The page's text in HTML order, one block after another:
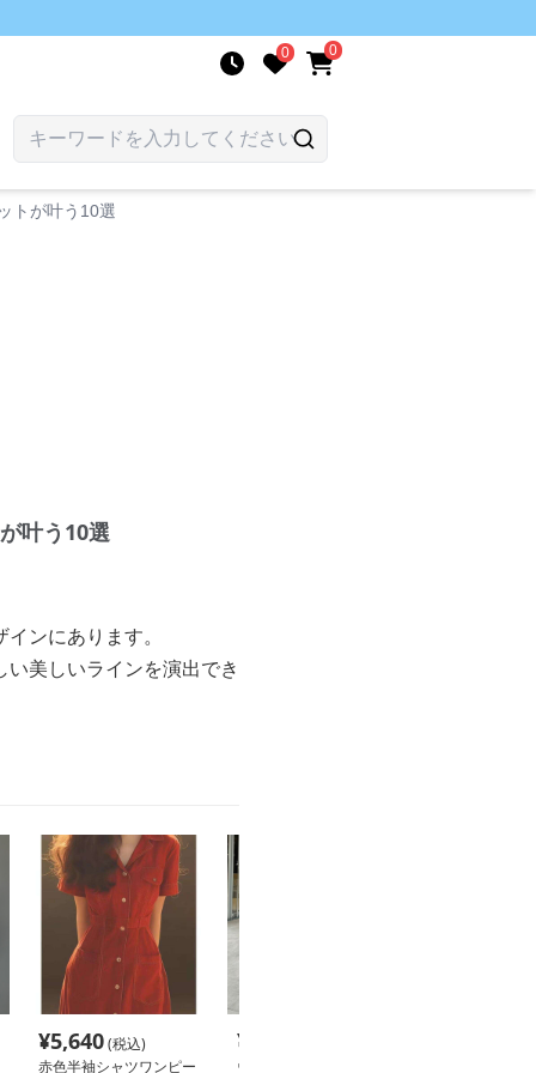
0 0
トが叶う10選
叶う10選
ンにあります。
美しいラインを演出でき
¥5,640(税込)
赤色半袖シャツワンピー
¥
ウエストベルト付きロン